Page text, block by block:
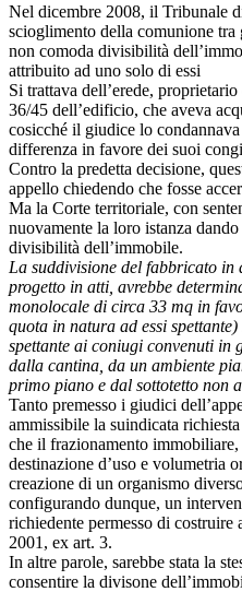
Nel dicembre 2008, il Tribunale
scioglimento della comunione tra
non comoda divisibilità
attribuito ad uno solo di essi
Si trattava dell’erede,
36/45 dell’edificio, che aveva
cosicché il giudice lo
differenza in favore dei suoi
Contro la predetta decisione,
appello chiedendo che fosse
Ma la Corte territoriale, con
nuovamente la loro istanza
divisibilità dell’immobile.
La suddivisione del fabbricato
progetto in atti, avrebbe
monolocale di circa 33 mq in
quota in natura ad essi
spettante ai coniugi convenuti in
dalla cantina, da un ambiente
primo piano e dal sottotetto non
Tanto premesso i giudici
ammissibile la suindicata
che il frazionamento
destinazione d’uso e volumetria
creazione di un organismo
configurando dunque, un
richiedente permesso di
2001, ex art. 3.
In altre parole, sarebbe stata la
consentire la divisone